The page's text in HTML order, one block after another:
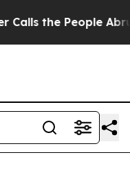
People Abruptly